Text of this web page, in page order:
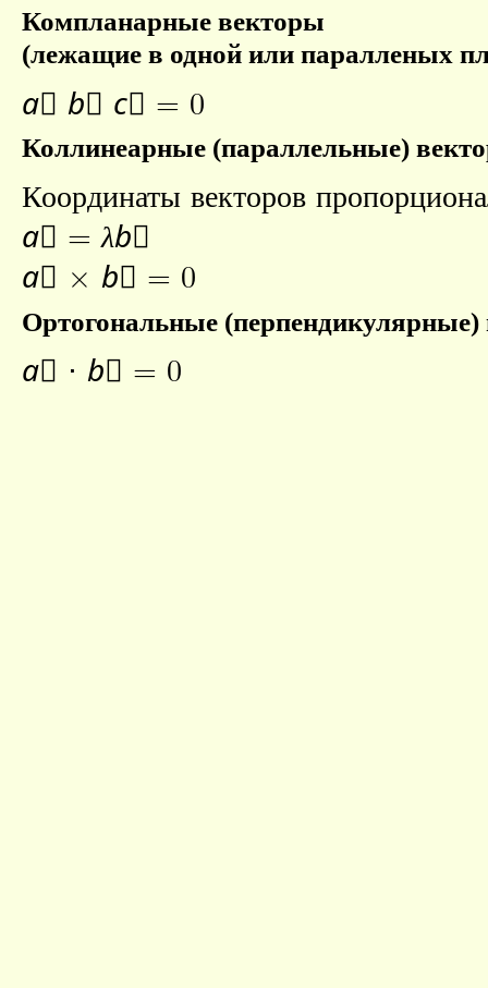
Компланарные векторы
(лежащие в одной или паралленых
a⃗ b⃗ c⃗ = 0
Коллинеарные (параллельные)
Координаты векторов
a⃗ =λb⃗
a⃗ × b⃗ = 0
Ортогональные
a⃗ ⋅ b⃗ = 0